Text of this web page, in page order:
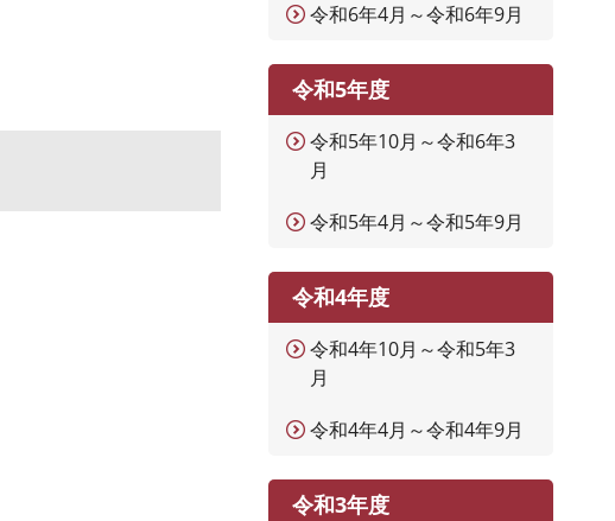
令和6年4月～令和6年9月
令和5年度
令和5年10月～令和6年3
月
令和5年4月～令和5年9月
令和4年度
令和4年10月～令和5年3
月
令和4年4月～令和4年9月
令和3年度